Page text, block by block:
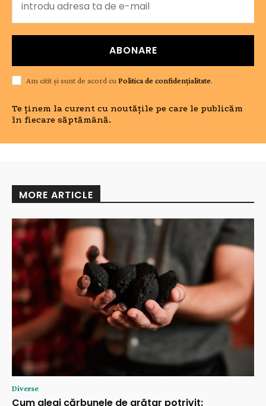
ABONARE
Am citit și sunt de acord cu Politica de confidențialitate.
Te ținem la curent cu noutățile pe care le publicăm
în fiecare săptămână.
MORE ARTICLE
Diverse
Cum alegi cărbunele de grătar potrivit: